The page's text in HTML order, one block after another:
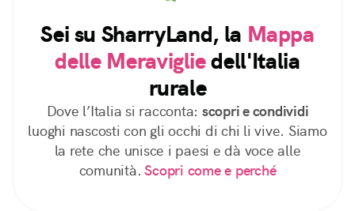
Sei su SharryLand, la Mappa
delle Meravigliedell'Italia
rurale
Dove l’Italia si racconta: scopri e condividi
luoghi nascosti con gli occhi di chi li vive. Siamo
la rete che unisce i paesi e dà voce alle
comunità. Scopri come e perché